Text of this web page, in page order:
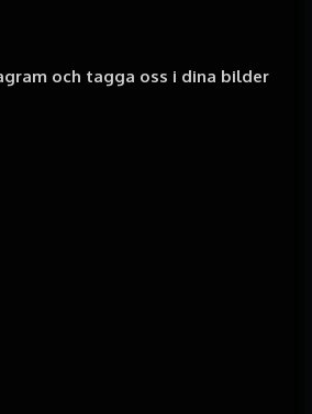
och tagga oss i dina bilder